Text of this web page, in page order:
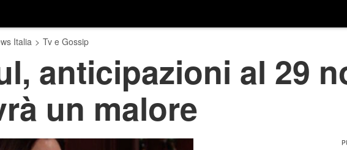
Italia > Tv e Gossip
anticipazioni al 29
un malore